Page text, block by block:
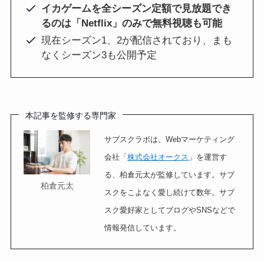
イカゲームを全シーズン定額で見放題でき
るのは「Netflix」のみで無料視聴も可能
現在シーズン1、2が配信されており、まも
なくシーズン3も公開予定
本記事を監修する専門家
柏倉元太
サブスクラボは、Webマーケティング
会社「株式会社オークス 」を運営す
る、柏倉元太が監修しています。サブ
スクをこよなく愛し続けて数年。サブ
スク愛好家としてブログやSNSなどで
情報発信しています。